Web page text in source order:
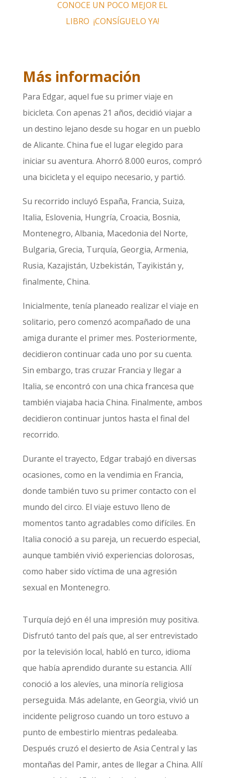
CONOCE UN POCO MEJOR EL
LIBRO ¡CONSÍGUELO YA!
Más información
Para Edgar, aquel fue su primer viaje en
bicicleta. Con apenas 21 años, decidió viajar a
un destino lejano desde su hogar en un pueblo
de Alicante. China fue el lugar elegido para
iniciar su aventura. Ahorró 8.000 euros, compró
una bicicleta y el equipo necesario, y partió.
Su recorrido incluyó España, Francia, Suiza,
Italia, Eslovenia, Hungría, Croacia, Bosnia,
Montenegro, Albania, Macedonia del Norte,
Bulgaria, Grecia, Turquía, Georgia, Armenia,
Rusia, Kazajistán, Uzbekistán, Tayikistán y,
finalmente, China.
Inicialmente, tenía planeado realizar el viaje en
solitario, pero comenzó acompañado de una
amiga durante el primer mes. Posteriormente,
decidieron continuar cada uno por su cuenta.
Sin embargo, tras cruzar Francia y llegar a
Italia, se encontró con una chica francesa que
también viajaba hacia China. Finalmente, ambos
decidieron continuar juntos hasta el final del
recorrido.
Durante el trayecto, Edgar trabajó en diversas
ocasiones, como en la vendimia en Francia,
donde también tuvo su primer contacto con el
mundo del circo. El viaje estuvo lleno de
momentos tanto agradables como difíciles. En
Italia conoció a su pareja, un recuerdo especial,
aunque también vivió experiencias dolorosas,
como haber sido víctima de una agresión
sexual en Montenegro.
Turquía dejó en él una impresión muy positiva.
Disfrutó tanto del país que, al ser entrevistado
por la televisión local, habló en turco, idioma
que había aprendido durante su estancia. Allí
conoció a los alevíes, una minoría religiosa
perseguida. Más adelante, en Georgia, vivió un
incidente peligroso cuando un toro estuvo a
punto de embestirlo mientras pedaleaba.
Después cruzó el desierto de Asia Central y las
montañas del Pamir, antes de llegar a China. Allí